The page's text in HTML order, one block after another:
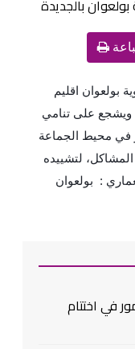
بولعوان اقليم
ويشجع على تنامي
في محيط الجماعة
لتشييده
: بولعوان
في اختتام